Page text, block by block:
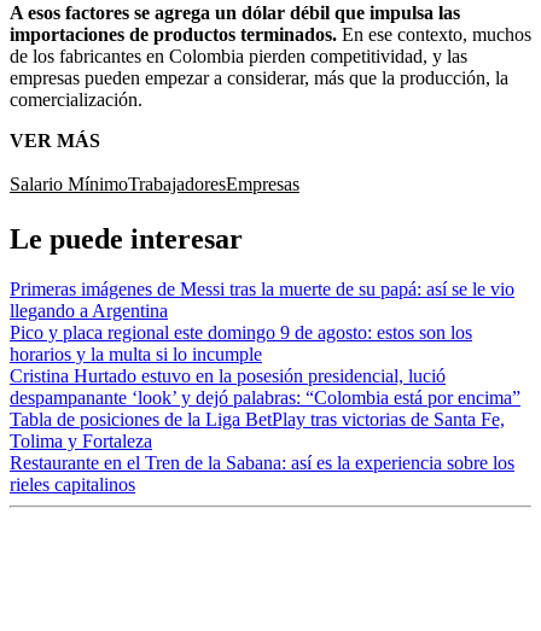
A esos factores se agrega un dólar débil que impulsa las
importaciones de productos terminados. En ese contexto, muchos
de los fabricantes en Colombia pierden competitividad, y las
empresas pueden empezar a considerar, más que la producción, la
comercialización.
VER MÁS
Salario MínimoTrabajadoresEmpresas
Le puede interesar
Primeras imágenes de Messi tras la muerte de su papá: así se le vio
llegando a Argentina
Pico y placa regional este domingo 9 de agosto: estos son los
horarios y la multa si lo incumple
Cristina Hurtado estuvo en la posesión presidencial, lució
despampanante ‘look’ y dejó palabras: “Colombia está por encima”
Tabla de posiciones de la Liga BetPlay tras victorias de Santa Fe,
Tolima y Fortaleza
Restaurante en el Tren de la Sabana: así es la experiencia sobre los
rieles capitalinos